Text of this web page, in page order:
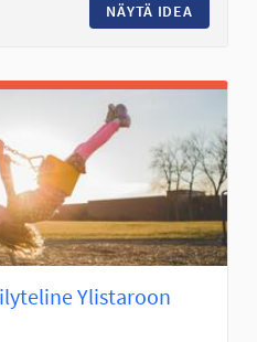
NÄYTÄ IDEA
Ylistaroon